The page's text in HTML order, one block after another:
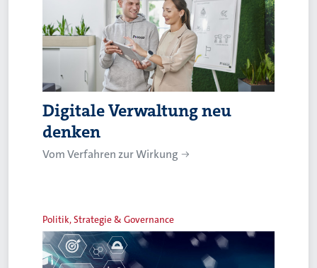
Digitale Verwaltung neu
denken
Vom Verfahren zur Wirkung
Politik, Strategie & Governance